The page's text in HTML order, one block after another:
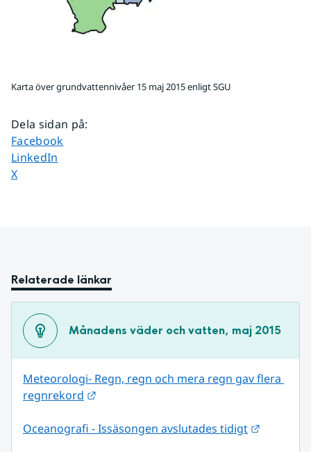
Karta över grundvattennivåer 15 maj 2015 enligt SGU
Dela sidan på:
Dela sidan på
Facebook
Dela sidan på
LinkedIn
Dela sidan på
X
Relaterade länkar
Månadens väder och vatten, maj 2015
Meteorologi- Regn, regn och mera regn gav flera
regnrekord
Oceanografi - Issäsongen avslutades tidigt